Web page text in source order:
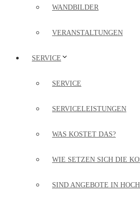
WANDBILDER
VERANSTALTUNGEN
SERVICE
SERVICE
SERVICELEISTUNGEN
WAS KOSTET DAS?
WIE SETZEN SICH DIE
SIND ANGEBOTE IN